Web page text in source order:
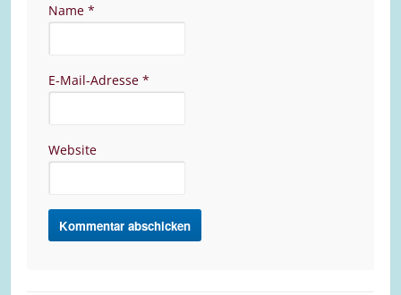
Name *
E-Mail-Adresse *
Website